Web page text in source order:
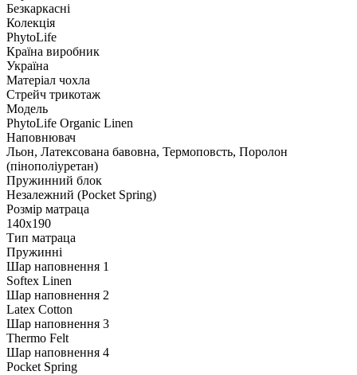
Безкаркасні
Колекція
PhytoLife
Країна виробник
Україна
Матеріал чохла
Стрейч трикотаж
Модель
PhytoLife Organic Linen
Наповнювач
Льон, Латексована бавовна, Термоповсть, Поролон
(пінополіуретан)
Пружинний блок
Незалежний (Pocket Spring)
Розмір матраца
140х190
Тип матраца
Пружинні
Шар наповнення 1
Softex Linen
Шар наповнення 2
Latex Cotton
Шар наповнення 3
Thermo Felt
Шар наповнення 4
Pocket Spring